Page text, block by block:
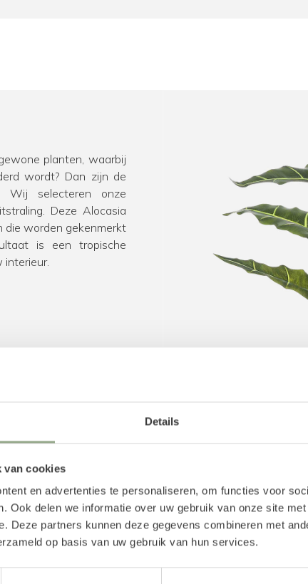
Details
van cookies
en advertenties te personaliseren, om functies voor
Ook delen we informatie over uw gebruik van onze site
Deze partners kunnen deze gegevens combineren met
op basis van uw gebruik van hun services.
planten, waarbij
wordt? Dan zijn de
Wij selecteren onze
Deze Alocasia
die worden gekenmerkt
is een tropische
interieur.
We adviseren
welke wij speciaal
Uiteraard is
Voor een stevige
mal, maar ook